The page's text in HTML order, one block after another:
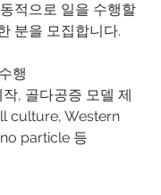
적으로 일을 수행할
분을 모집합니다.
행
, 골다공증 모델 제
culture, Western
particle 등